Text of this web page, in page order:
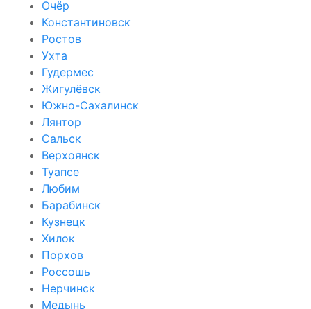
Очёр
Константиновск
Ростов
Ухта
Гудермес
Жигулёвск
Южно-Сахалинск
Лянтор
Сальск
Верхоянск
Туапсе
Любим
Барабинск
Кузнецк
Хилок
Порхов
Россошь
Нерчинск
Медынь